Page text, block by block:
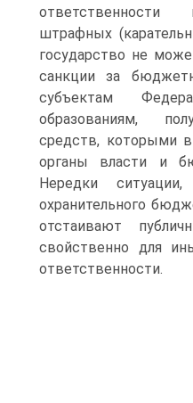
ответственности
штрафных
государство не
санкции за
субъектам
образованиям,
средств, которыми
органы власти и
Нередки
охранительного
отстаивают
свойственно для
ответственности.